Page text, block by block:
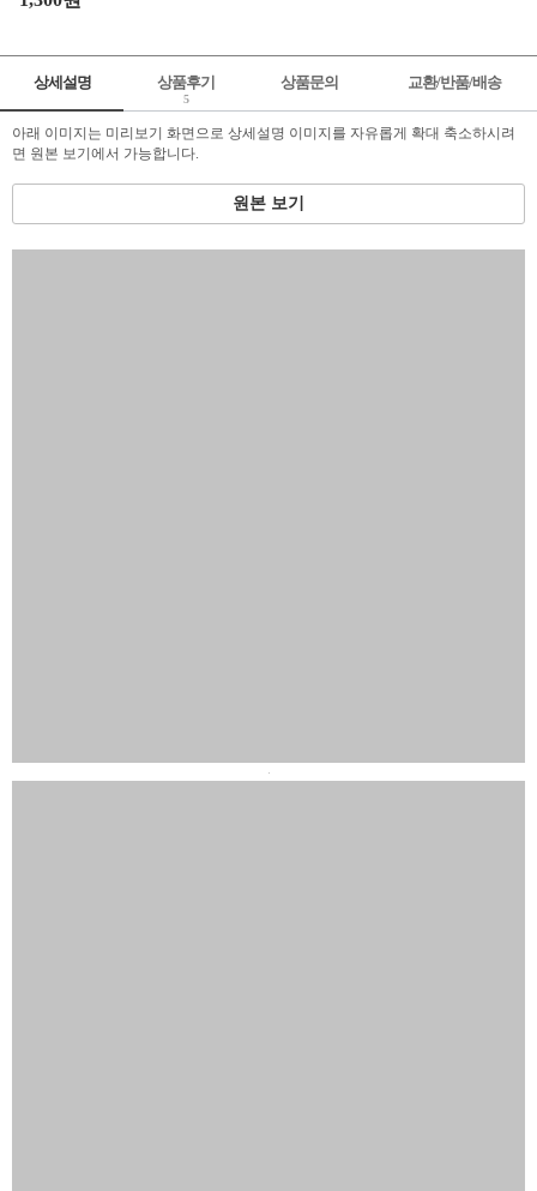
상세설명 상품후기
5
상품문의 교환/반품/배송
아래 이미지는 미리보기 화면으로 상세설명 이미지를 자유롭게 확대 축소하시려
면 원본 보기에서 가능합니다.
원본 보기